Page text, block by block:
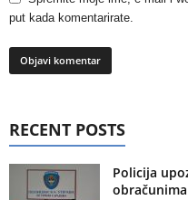
put kada komentarirate.
RECENT POSTS
Policija